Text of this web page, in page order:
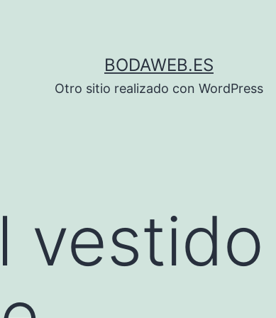
BODAWEB.ES
Otro sitio realizado con WordPress